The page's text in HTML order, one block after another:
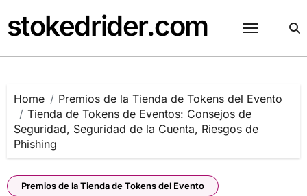
to
content
stokedrider.com
Home
Premios de la Tienda de Tokens del Evento
Tienda de Tokens de Eventos: Consejos de
Seguridad, Seguridad de la Cuenta, Riesgos de
Phishing
Premios de la Tienda de Tokens del Evento